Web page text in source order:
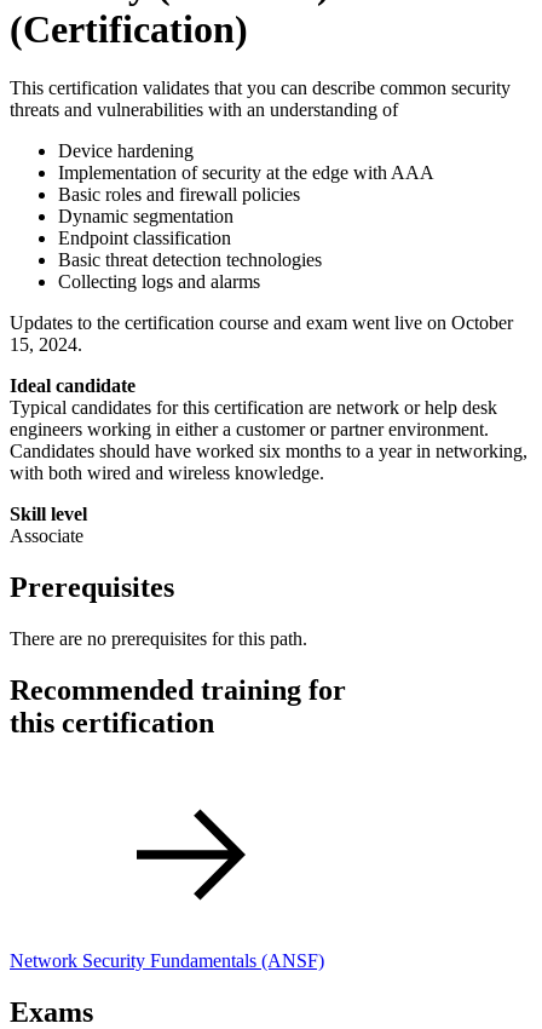
(Certification)
This certification validates that you can describe common security
threats and vulnerabilities with an understanding of
Device hardening
Implementation of security at the edge with AAA
Basic roles and firewall policies
Dynamic segmentation
Endpoint classification
Basic threat detection technologies
Collecting logs and alarms
Updates to the certification course and exam went live on October
15, 2024.
Ideal candidate
Typical candidates for this certification are network or help desk
engineers working in either a customer or partner environment.
Candidates should have worked six months to a year in networking,
with both wired and wireless knowledge.
Skill level
Associate
Prerequisites
There are no prerequisites for this path.
Recommended training for
this certification
Network Security Fundamentals (ANSF)
Exams